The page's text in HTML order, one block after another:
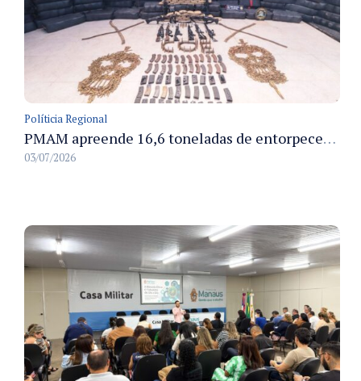
Políticia Regional
PMAM apreende 16,6 toneladas de entorpecentes e registra aumento nas prisões em flagrante e nas capturas de foragidos no primeiro semestre de 2026
03/07/2026